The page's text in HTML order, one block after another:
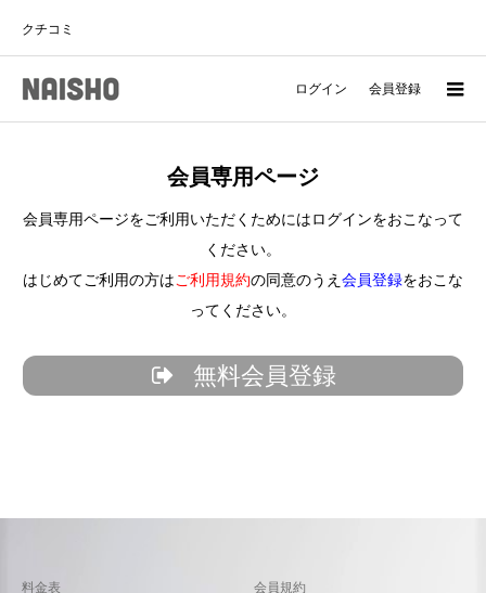
クチコミ
ログイン 会員登録
会員専用ページ
会員専用ページをご利用いただくためにはログインをおこなって
ください。
はじめてご利用の方はご利用規約の同意のうえ 会員登録をおこな
ってください。
無料会員登録
料金表 会員規約